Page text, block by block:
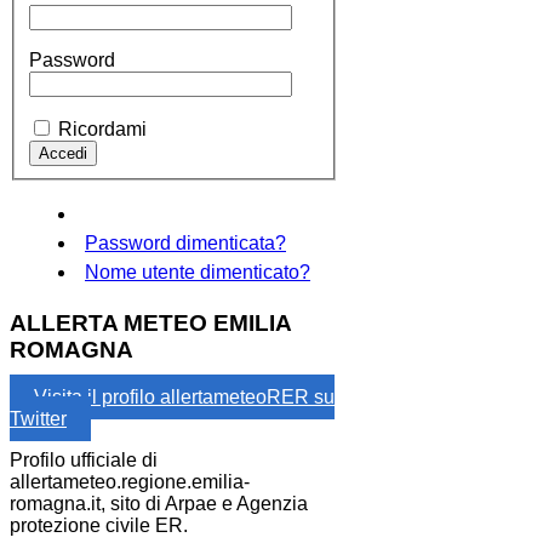
Password
Ricordami
Password dimenticata?
Nome utente dimenticato?
ALLERTA METEO EMILIA
ROMAGNA
Visita il profilo allertameteoRER su
Twitter
Profilo ufficiale di
allertameteo.regione.emilia-
romagna.it, sito di Arpae e Agenzia
protezione civile ER.